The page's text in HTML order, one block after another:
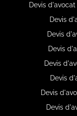
Devis
Devis
Devis
Devis
Devis
Devis
Devis
Devis